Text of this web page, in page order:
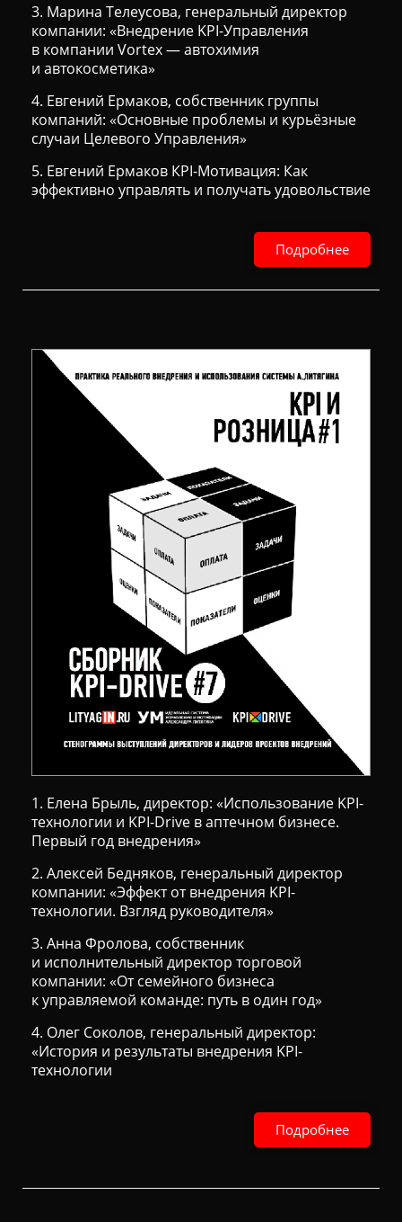
3. Марина Телеусова, генеральный директор
компании: «Внедрение KPI-Управления
в компании Vortex — автохимия
и автокосметика»
4. Евгений Ермаков, собственник группы
компаний: «Основные проблемы и курьёзные
случаи Целевого Управления»
5. Евгений Ермаков КPI-Мотивация: Как
эффективно управлять и получать удовольствие
Подробнее
1. Елена Брыль, директор: «Использование KPI-
технологии и KPI-Drive в аптечном бизнесе.
Первый год внедрения»
2. Алексей Бедняков, генеральный директор
компании: «Эффект от внедрения KPI-
технологии. Взгляд руководителя»
3. Анна Фролова, собственник
и исполнительный директор торговой
компании: «От семейного бизнеса
к управляемой команде: путь в один год»
4. Олег Соколов, генеральный директор:
«История и результаты внедрения KPI-
технологии
Подробнее